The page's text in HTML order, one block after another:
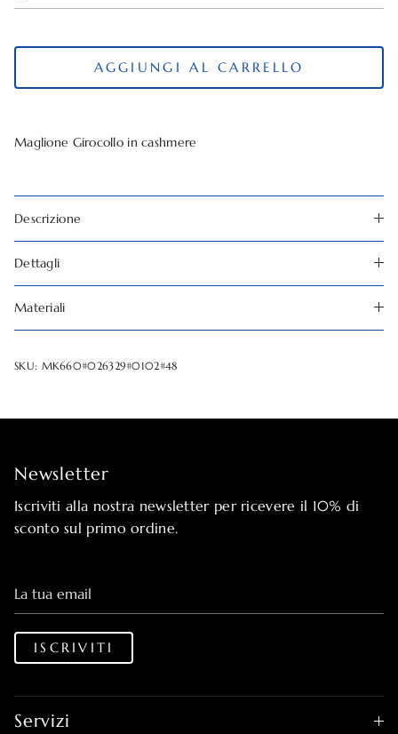
AGGIUNGI AL CARRELLO
Maglione Girocollo in cashmere
Descrizione
Dettagli
Materiali
SKU: MK660#026329#0102#48
Newsletter
Iscriviti alla nostra newsletter per ricevere il 10% di
sconto sul primo ordine.
La tua email
ISCRIVITI
Servizi